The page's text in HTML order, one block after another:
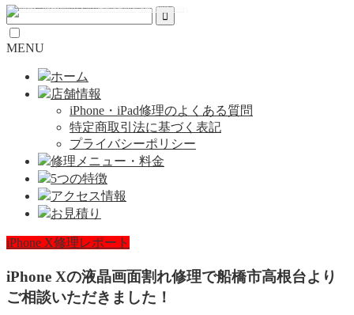
MENU
ホーム
店舗情報
iPhone・iPad修理のよくある質問
特定商取引法に基づく表記
プライバシーポリシー
修理メニュー・料金
5つの特徴
アクセス情報
お見積り
iPhone X修理レポート
iPhone Xの液晶画面割れ修理で船橋市高根台より
ご相談いただきました！